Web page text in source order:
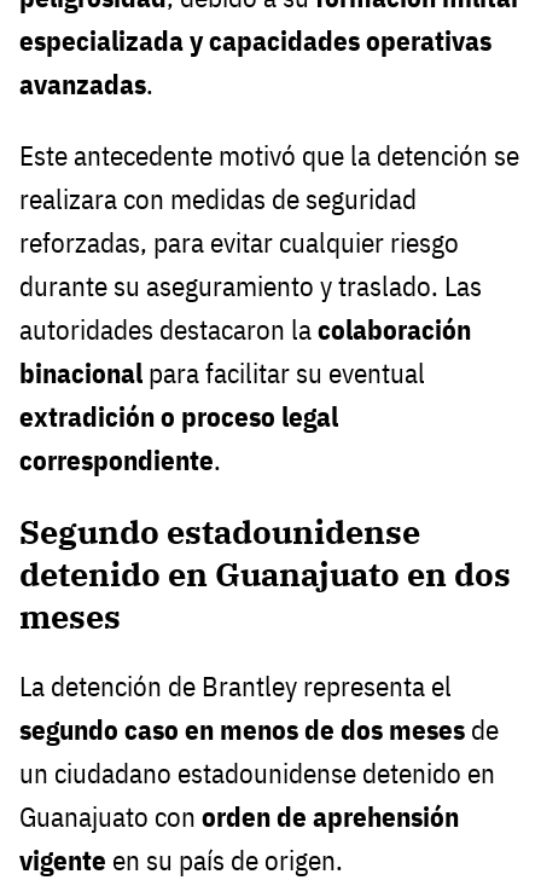
especializada y capacidades operativas
avanzadas.
Este antecedente motivó que la detención se
realizara con medidas de seguridad
reforzadas, para evitar cualquier riesgo
durante su aseguramiento y traslado. Las
autoridades destacaron lacolaboración
binacional para facilitar su eventual
extradición o proceso legal
correspondiente.
Segundo estadounidense
detenido en Guanajuato en dos
meses
La detención de Brantley representa el
segundo caso en menos de dos meses de
un ciudadano estadounidense detenido en
Guanajuato con orden de aprehensión
vigente en su país de origen.